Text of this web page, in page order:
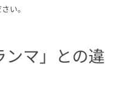
い。
マ」との違